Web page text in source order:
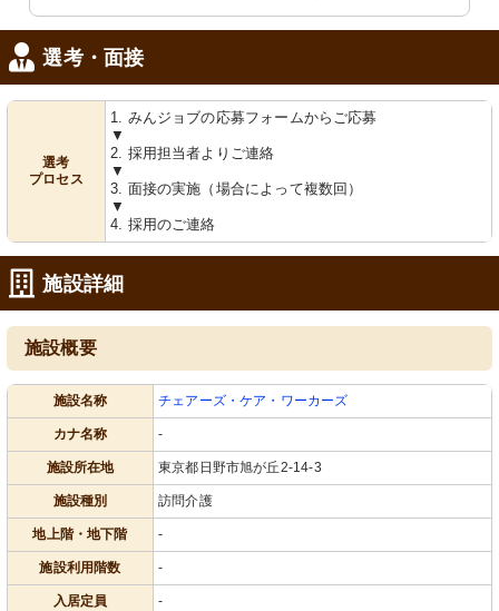
選考・面接
選考
プロセス
1. みんジョブの応募フォームからご応募
▼
2. 採用担当者よりご連絡
▼
3. 面接の実施（場合によって複数回）
▼
4. 採用のご連絡
施設詳細
施設概要
施設名称 チェアーズ・ケア・ワーカーズ
カナ名称 -
施設所在地 東京都日野市旭が丘2-14-3
施設種別 訪問介護
地上階・地下階 -
施設利用階数 -
入居定員 -